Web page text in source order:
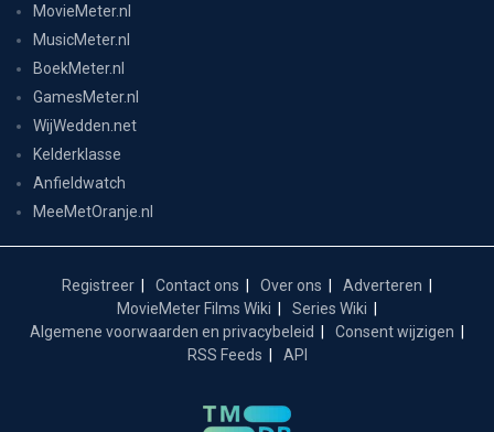
MovieMeter.nl
MusicMeter.nl
BoekMeter.nl
GamesMeter.nl
WijWedden.net
Kelderklasse
Anfieldwatch
MeeMetOranje.nl
Registreer Contact ons Over ons
Adverteren
MovieMeter Films Wiki
Series Wiki
Algemene voorwaarden en privacybeleid
Consent wijzigen
RSS Feeds
API